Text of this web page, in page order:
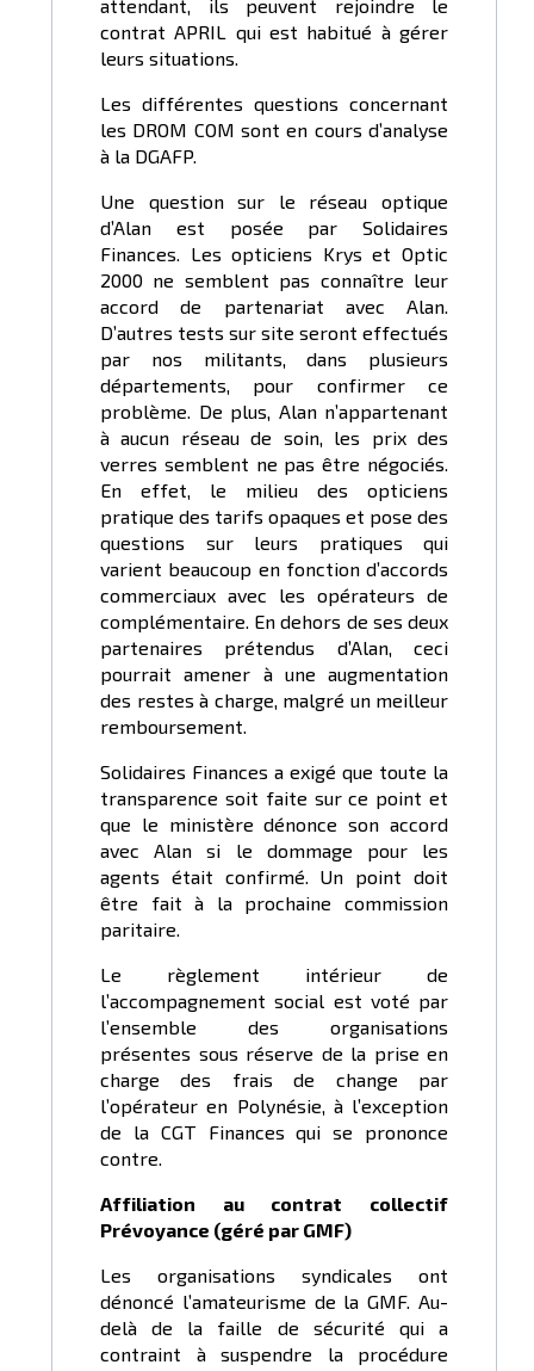
attendant, ils peuvent rejoindre le
contrat APRIL qui est habitué à gérer
leurs situations.
Les différentes questions concernant
les DROM COM sont en cours d’analyse
à la DGAFP.
Une question sur le réseau optique
d’Alan est posée par Solidaires
Finances. Les opticiens Krys et Optic
2000 ne semblent pas connaître leur
accord de partenariat avec Alan.
D’autres tests sur site seront effectués
par nos militants, dans plusieurs
départements, pour confirmer ce
problème. De plus, Alan n’appartenant
à aucun réseau de soin, les prix des
verres semblent ne pas être négociés.
En effet, le milieu des opticiens
pratique des tarifs opaques et pose des
questions sur leurs pratiques qui
varient beaucoup en fonction d’accords
commerciaux avec les opérateurs de
complémentaire. En dehors de ses deux
partenaires prétendus d’Alan, ceci
pourrait amener à une augmentation
des restes à charge, malgré un meilleur
remboursement.
Solidaires Finances a exigé que toute la
transparence soit faite sur ce point et
que le ministère dénonce son accord
avec Alan si le dommage pour les
agents était confirmé. Un point doit
être fait à la prochaine commission
paritaire.
Le règlement intérieur de
l’accompagnement social est voté par
l’ensemble des organisations
présentes sous réserve de la prise en
charge des frais de change par
l’opérateur en Polynésie, à l’exception
de la CGT Finances qui se prononce
contre.
Affiliation au contrat collectif
Prévoyance (géré par GMF)
Les organisations syndicales ont
dénoncé l’amateurisme de la GMF. Au-
delà de la faille de sécurité qui a
contraint à suspendre la procédure